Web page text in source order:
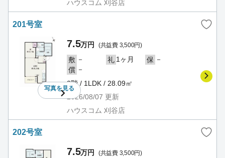
ハウスコム 刈谷店
201号室
写真を見る
7.5万円 (共益費 3,500円)
敷 － 礼 1ヶ月 保 －
償 －
2階 / 1LDK / 28.09㎡
2026/08/07 更新
ハウスコム 刈谷店
202号室
7.5万円 (共益費 3,500円)